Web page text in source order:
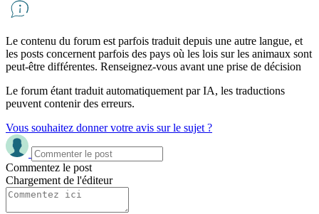
Le contenu du forum est parfois traduit depuis une autre langue, et
les posts concernent parfois des pays où les lois sur les animaux sont
peut-être différentes. Renseignez-vous avant une prise de décision
Le forum étant traduit automatiquement par IA, les traductions
peuvent contenir des erreurs.
Vous souhaitez donner votre avis sur le sujet ?
Commentez le post
Chargement de l'éditeur